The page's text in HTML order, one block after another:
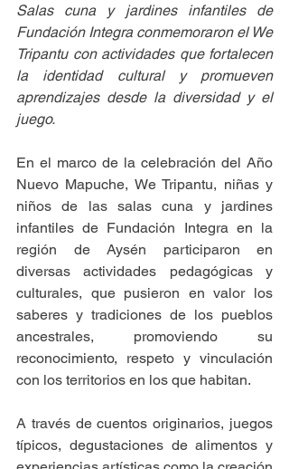
Salas cuna y jardines infantiles de
Fundación Integra conmemoraron el We
Tripantu con actividades que fortalecen
la identidad cultural y promueven
aprendizajes desde la diversidad y el
juego.
En el marco de la celebración del Año
Nuevo Mapuche, We Tripantu, niñas y
niños de las salas cuna y jardines
infantiles de Fundación Integra en la
región de Aysén participaron en
diversas actividades pedagógicas y
culturales, que pusieron en valor los
saberes y tradiciones de los pueblos
ancestrales, promoviendo su
reconocimiento, respeto y vinculación
con los territorios en los que habitan.
A través de cuentos originarios, juegos
típicos, degustaciones de alimentos y